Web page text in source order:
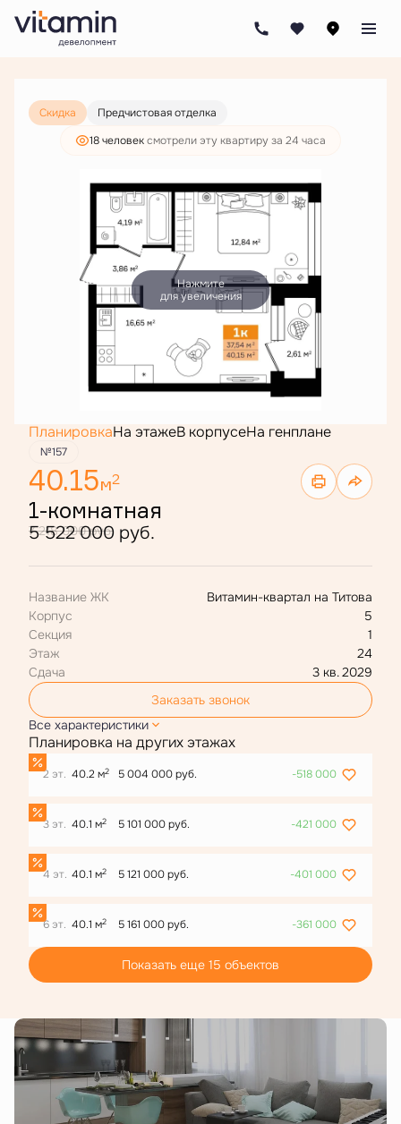
1-комнатная 7 218 000 руб.
5 522 000 руб.
Скидка
Предчистовая отделка
18 человексмотрели эту квартиру за 24 часа
Нажмите
для увеличения
ПланировкаНа этажеВ корпусеНа генплане
№157
40.15м2
1-комнатная
7 218 000 руб.
5 522 000 руб.
Название ЖК
Витамин-квартал на Титова
Корпус
5
Секция
1
Этаж
24
Сдача
3 кв. 2029
Заказать звонок
Все характеристики
Планировка на других этажах
2 эт. 40.2 м2 5 004 000 руб. -518 000
3 эт. 40.1 м2 5 101 000 руб. -421 000
4 эт. 40.1 м2 5 121 000 руб. -401 000
6 эт. 40.1 м2 5 161 000 руб. -361 000
Показать еще 15 объектов